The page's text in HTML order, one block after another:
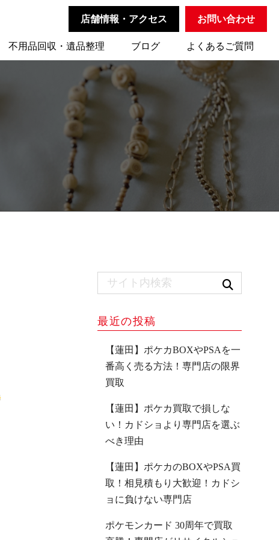
店舗情報・アクセス お問い合わせ
不用品回収・遺品整理 ブログ よくあるご質問
最近の投稿
【蓮田】ポケカBOXやPSAを一
番高く売る方法！専門店の限界
買取
【蓮田】ポケカ買取で損しな
い！カドショより専門店を選ぶ
べき理由
【蓮田】ポケカのBOXやPSA買
取！相見積もり大歓迎！カドシ
ョに負けない専門店
ポケモンカード 30周年で買取